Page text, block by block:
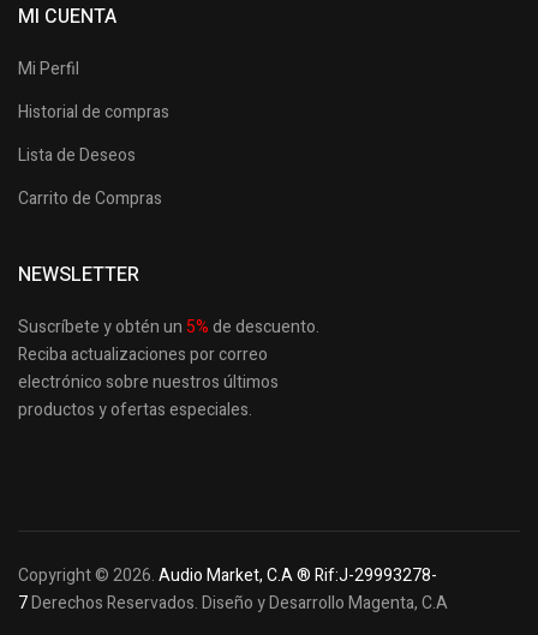
MI CUENTA
Mi Perfil
Historial de compras
Lista de Deseos
Carrito de Compras
NEWSLETTER
Suscríbete y obtén un 5%de descuento.
Reciba actualizaciones por correo
electrónico sobre nuestros últimos
productosy ofertas especiales.
Copyright © 2026.Audio Market, C.A ® Rif:J-29993278-
7Derechos Reservados. Diseño y Desarrollo Magenta, C.A